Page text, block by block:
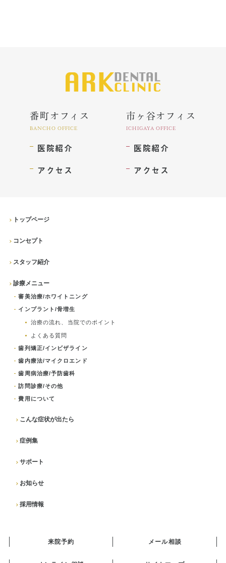
番町オフィス
BANCHO OFFICE
医院紹介
アクセス
市ヶ谷オフィス
ICHIGAYA OFFICE
医院紹介
アクセス
トップページ
コンセプト
スタッフ紹介
診療メニュー
審美治療/ホワイトニング
インプラント/骨増生
治療の流れ、当院でのポイント
よくある質問
歯列矯正/インビザライン
歯内療法/マイクロエンド
歯周病治療/予防歯科
訪問診療/その他
費用について
こんな症状が出たら
症例集
サポート
お知らせ
採用情報
来院予約 メール相談